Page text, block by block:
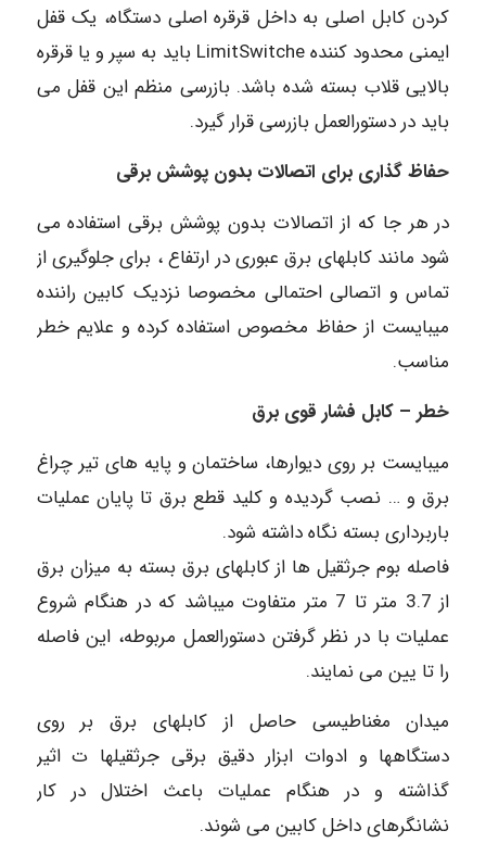
کردن کابل اصلی به داخل قرقره اصلی دستگاه، یک قفل
ایمنی محدود کننده LimitSwitche باید به سپر و یا قرقره
بالایی قلاب بسته شده باشد. بازرسی منظم این قفل می
باید در دستورالعمل بازرسی قرار گیرد.
حفاظ گذاری برای اتصالات بدون پوشش برقی
در هر جا که از اتصالات بدون پوشش برقی استفاده می
شود مانند کابلهای برق عبوری در ارتفاع ، برای جلوگیری از
تماس و اتصالی احتمالی مخصوصا نزدیک کابین راننده
میبایست از حفاظ مخصوص استفاده کرده و علایم خطر
مناسب.
خطر – کابل فشار قوی برق
میبایست بر روی دیوارها، ساختمان و پایه های تیر چراغ
برق و … نصب گردیده و کلید قطع برق تا پایان عملیات
باربرداری بسته نگاه داشته شود.
فاصله بوم جرثقیل ها از کابلهای برق بسته به میزان برق
از 3.7 متر تا 7 متر متفاوت میباشد که در هنگام شروع
عملیات با در نظر گرفتن دستورالعمل مربوطه، این فاصله
را تا یین می نمایند.
میدان مغناطیسی حاصل از کابلهای برق بر روی
دستگاهها و ادوات ابزار دقیق برقی جرثقیلها ت اثیر
گذاشته و در هنگام عملیات باعث اختلال در کار
نشانگرهای داخل کابین می شوند.